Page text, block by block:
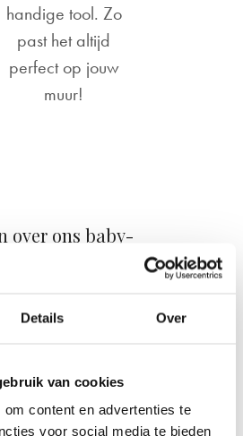
Details Over
van cookies
content en advertenties te
voor social media te bieden
handige tool. Zo
past het altijd
perfect op jouw
muur!
over ons baby-
wijzigen?
dit mogelijk en
dan voordat je
/ elementen is in
wijzigen van